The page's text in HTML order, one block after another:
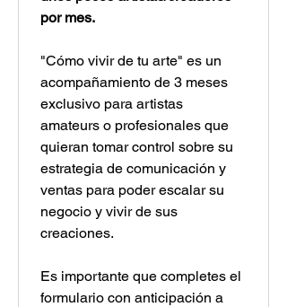
por mes.
"Cómo vivir de tu arte" es un
acompañamiento de 3 meses
exclusivo para artistas
amateurs o profesionales que
quieran tomar control sobre su
estrategia de comunicación y
ventas para poder escalar su
negocio y vivir de sus
creaciones.
Es importante que completes el
formulario con anticipación a